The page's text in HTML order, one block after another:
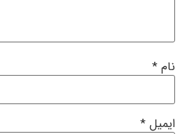
نام*
ایمیل*